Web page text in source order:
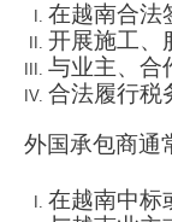
在越南合法
开展施工、
与业主、合
合法履行税
外国承包商通
在越南中标